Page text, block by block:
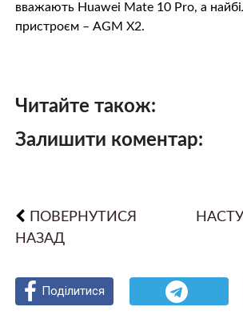
вважають Huawei Mate 10 Pro, а
пристроєм – AGM X2.
Читайте також:
Залишити коментар:
ПОВЕРНУТИСЯ
НАЗАД
Поділитися
Поділитися